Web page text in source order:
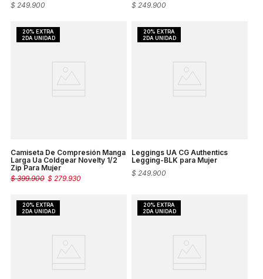
$ 249.900
$ 249.900
Camiseta De Compresión Manga
Larga Ua Coldgear Novelty 1/2
Zip Para Mujer
$ 279.930
$ 399.900
Leggings UA CG Authentics
Legging-BLK para Mujer
$ 249.900